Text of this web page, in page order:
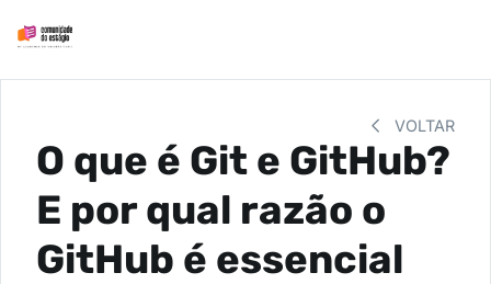
VOLTAR
O que é Git e GitHub?
E por qual razão o
GitHub é essencial